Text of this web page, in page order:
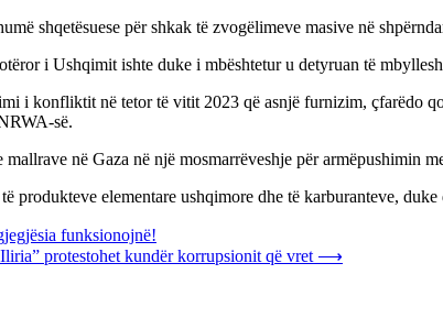
shqetësuese për shkak të zvogëlimeve masive në
i Ushqimit ishte duke i mbështetur u detyruan të
i konfliktit në tetor të vitit 2023 që asnjë furnizim, çfarëdo
së.
në Gaza në një mosmarrëveshje për armëpushimin
produkteve elementare ushqimore dhe të karburanteve,
funksionojnë!
protestohet kundër korrupsionit që vret ⟶